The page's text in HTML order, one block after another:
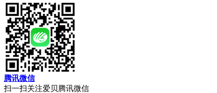
腾讯微信
扫一扫关注爱贝腾讯微信